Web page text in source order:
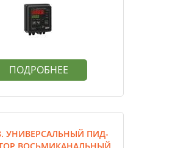
ПОДРОБНЕЕ
УНИВЕРСАЛЬНЫЙ ПИД-